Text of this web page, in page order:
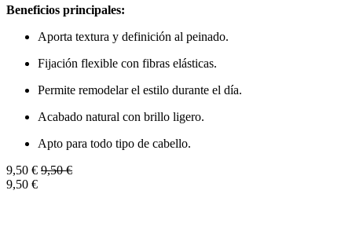
Beneficios principales:
Aporta textura y definición al peinado.
Fijación flexible con fibras elásticas.
Permite remodelar el estilo durante el día.
Acabado natural con brillo ligero.
Apto para todo tipo de cabello.
9,50 € 9,50€
9,50 €